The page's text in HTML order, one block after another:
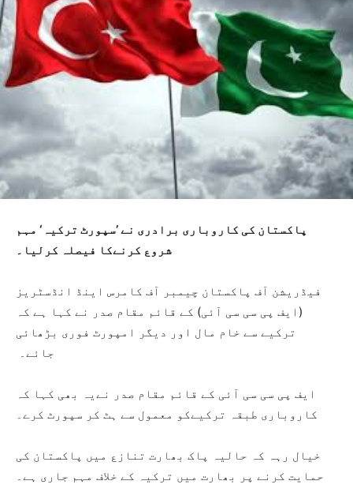
پاکستان کی کاروباری برادری نے ’سپورٹ ترکیہ‘ مہم
شروع کرنےکا فیصلہ کرلیا۔
فیڈریشن آف پاکستان چیمبر آف کامرس اینڈ انڈسٹریز
(ایف پی سی سی آئی) کے قائم مقام صدر نے کہا ہے کہ
ترکیے سے خام مال اور دیگر امپورٹ فوری بڑھائی
جائے۔
ایف پی سی سی آئی کے قائم مقام صدر نےیہ بھی کہا کہ
کاروباری طبقہ ترکیےکو معمول سے ہٹ کر سپورٹ کرے۔
خیال رہہ کہ حالیہ پاک بھارت تنازع میں پاکستان کی
حمایت کرنے پر بھارت میں ترکیہ کے خلاف مہم جاری ہے۔